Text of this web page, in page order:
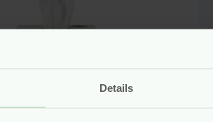
Details